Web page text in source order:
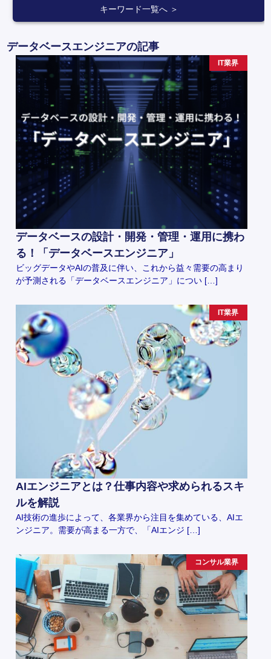
キーワード一覧へ ＞
データベースエンジニアの記事
IT業界
データベースの設計・開発・管理・運用に携わ
る！「データベースエンジニア」
ビッグデータやAIの普及に伴い、これから益々需要の高まり
が予測される「データベースエンジニア」につい […]
IT業界
AIエンジニアとは？仕事内容や求められるスキ
ルを解説
AI技術の進歩によって、各業界から注目を集めている、AIエ
ンジニア。需要が高まる一方で、「AIエンジ […]
コンサル業界